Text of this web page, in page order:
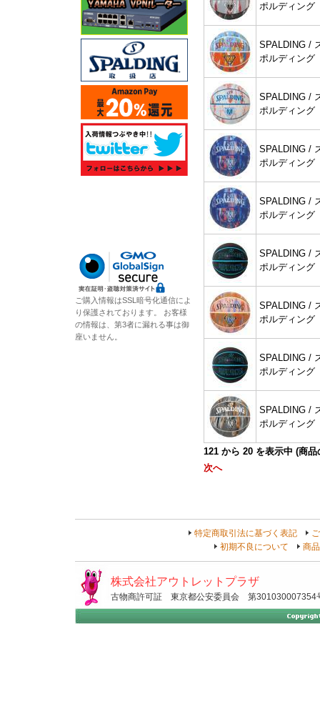
ポルディング
SPALDING /
ポルディング
SPALDING /
ポルディング
SPALDING /
ポルディング
SPALDING /
ポルディング
SPALDING /
ポルディング
SPALDING /
ポルディング
SPALDING /
ポルディング
SPALDING /
ポルディング
121 から 20 を表示中 (商
次へ
ご購入情報はSSL暗号化通信によ
り保護されております。 お客様
の情報は、第3者に漏れる事は御
座いません。
特定商取引法に基づく表記
初期不良について
商
株式会社アウトレットプラザ
古物商許可証 東京都公安委員会 第301030007354